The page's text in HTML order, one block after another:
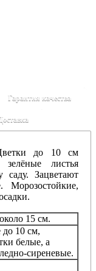
Гарантия качества
Доставка
до 10 см
листья
Зацветают
.
15 см.
10 см,
белые, а
сиреневые.